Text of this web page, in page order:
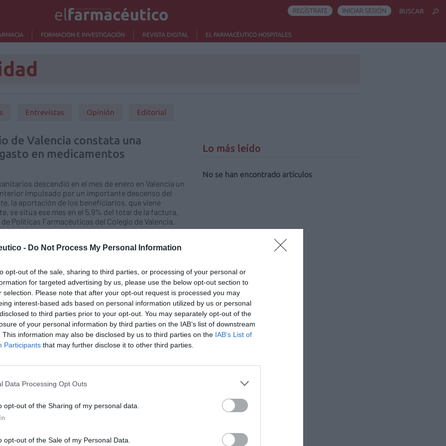
- Do Not Process My Personal Information
opt-out of the sale, sharing to third parties, or processing of your personal or
for targeted advertising by us, please use the below opt-out section to
selection. Please note that after your opt-out request is processed you may
interest-based ads based on personal information utilized by us or personal
to third parties prior to your opt-out. You may separately opt-out of the
of your personal information by third parties on the IAB’s list of downstream
This information may also be disclosed by us to third parties on the IAB’s List of
Participants that may further disclose it to other third parties.
Data Processing Opt Outs
opt-out of the Sharing of my personal data.
opt-out of the Sale of my Personal Data.
FORMACIÓN E INVESTIGACIÓN REVISTA DIGITAL EL FARMACÉUTICO HOSPITALES
REGÍSTRATE INICIAR SESIÓN BUSCAR
Entrevistas Opinión Editorial
de Valencia constata una
en medicamentos
descendió en el mes de enero en Valencia un
impulsado por un importante descenso del
la aportación de los beneficiarios, que viene
se sitúa ese mes en el 5,9% del total de la factura.
Políticas Farmacéuticas del Colegio de Valencia.
lanzamiento en el área de
a todos los colectivos y ampliar su vademécum para
de calidad en el área de antihistamínicos, Mylan lanza
natural piel con piel
un preservativo revolucionario que permite disfrutar de
con material ultra sensitive, más elástico, más
Católicos
Lo más leído
No se han encontrado artículos